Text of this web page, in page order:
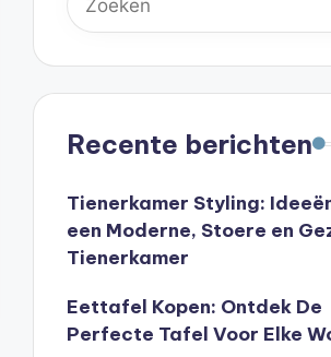
Recente berichten
Tienerkamer Styling:
een Moderne, Stoere en
Tienerkamer
Eettafel Kopen: Ontdek De
Perfecte Tafel Voor Elke